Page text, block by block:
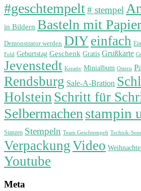
#geschtempelt# stempel
in Bildern Basteln mit Papier
Demonstrator werden DIYeinfach
Fold Geburtstag Geschenk Gratis Grußkarte
Jevenstedt Kreativ Minialbum Ostern
Rendsburg Sale-A-Bration
Holstein Schritt für
Selbermachenstampin
Stanzen Stempeln Team Geschtempelt Technik-
VerpackungVideo
Youtube
Meta